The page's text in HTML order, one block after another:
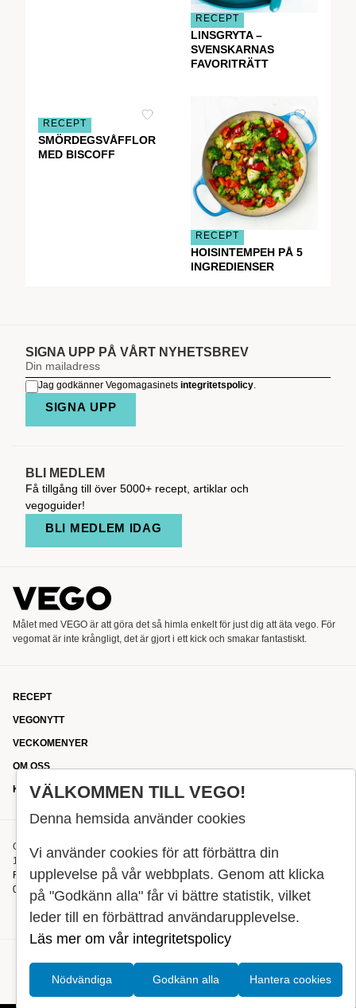
RECEPT
LINSGRYTA –
SVENSKARNAS
FAVORITRÄTT
RECEPT
SMÖRDEGSVÅFFLOR
MED BISCOFF
RECEPT
HOISINTEMPEH PÅ 5
INGREDIENSER
SIGNA UPP PÅ VÅRT NYHETSBREV
Jag godkänner Vegomagasinets integritetspolicy.
SIGNA UPP
BLI MEDLEM
Få tillgång till över 5000+ recept, artiklar och
vegoguider!
BLI MEDLEM IDAG
Målet med VEGO är att göra det så himla enkelt för just dig att äta vego. För
vegomat är inte krångligt, det är gjort i ett kick och smakar fantastiskt.
RECEPT
VEGONYTT
VECKOMENYER
OM OSS
KONTAKT
OXENSTIERNSGATAN 33
114 27 STOCKHOLM
REDAKTIONEN@VEGOMAGASINET.SE
08-799 62 01
VÄLKOMMEN TILL VEGO!
Denna hemsida använder cookies
Vi använder cookies för att förbättra din
upplevelse på vår webbplats. Genom att klicka
på "Godkänn alla" får vi bättre statistik, vilket
leder till en förbättrad användarupplevelse.
Läs mer om vår integritetspolicy
Nödvändiga Godkänn alla Hantera cookies